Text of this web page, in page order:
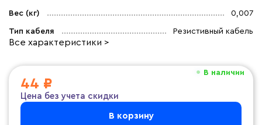
Вес (кг) 0,007
Тип кабеля Резистивный кабель
Все характеристики >
В наличии
44 ₽
Цена без учета скидки
В корзину